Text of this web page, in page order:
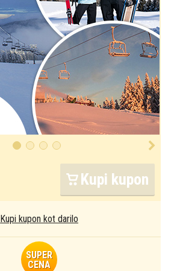
Kupi kupon
Kupi kupon kot darilo
SUPER
CENA